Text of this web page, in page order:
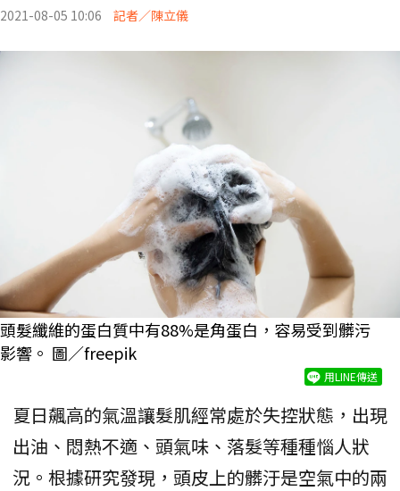
2021-08-05 10:06 記者／陳立儀
頭髮纖維的蛋白質中有88%是角蛋白，容易受到髒污
影響。 圖／freepik
用LINE傳送
夏日飆高的氣溫讓髮肌經常處於失控狀態，出現
出油、悶熱不適、頭氣味、落髮等種種惱人狀
況。根據研究發現，頭皮上的髒汙是空氣中的兩